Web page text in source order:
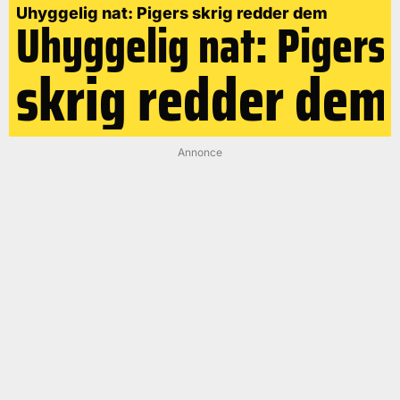
Uhyggelig nat: Pigers skrig redder dem
Uhyggelig nat: Pigers
skrig redder dem
Annonce